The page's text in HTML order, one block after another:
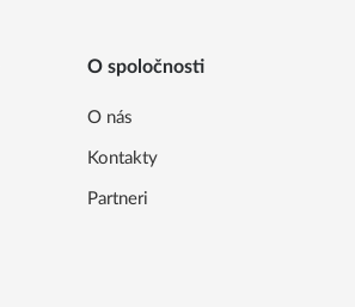
O spoločnosti
O nás
Kontakty
Partneri